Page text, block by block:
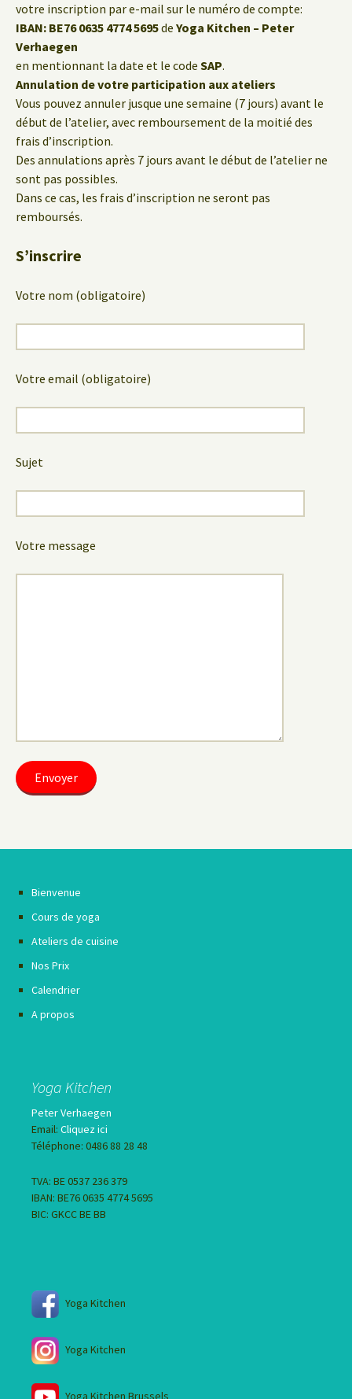
votre inscription par e-mail sur le numéro de compte:
IBAN: BE76 0635 4774 5695de Yoga Kitchen – Peter
Verhaegen
en mentionnant la date et le code SAP.
Annulation de votre participation aux ateliers
Vous pouvez annuler jusque une semaine (7 jours) avant le
début de l’atelier, avec remboursement de la moitié des
frais d’inscription.
Des annulations après 7 jours avant le début de l’atelier ne
sont pas possibles.
Dans ce cas, les frais d’inscription ne seront pas
remboursés.
S’inscrire
Votre nom (obligatoire)
Votre email (obligatoire)
Sujet
Votre message
Bienvenue
Cours de yoga
Ateliers de cuisine
Nos Prix
Calendrier
A propos
Yoga Kitchen
Peter Verhaegen
Email: Cliquez ici
Téléphone: 0486 88 28 48
TVA: BE 0537 236 379
IBAN: BE76 0635 4774 5695
BIC: GKCC BE BB
Yoga Kitchen
Yoga Kitchen
Yoga Kitchen Brussels